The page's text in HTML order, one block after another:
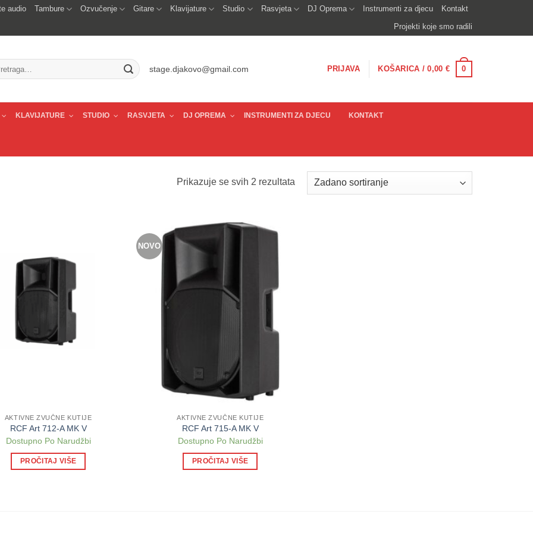
audio Tambure Ozvučenje Gitare Klavijature Studio Rasvjeta DJ Oprema Instrumenti za djecu
Kontakt
Projekti koje smo radili
stage.djakovo@gmail.com PRIJAVA KOŠARICA /0,00 € 0
KLAVIJATURE STUDIO RASVJETA DJ OPREMA INSTRUMENTI ZA DJECU KONTAKT
Prikazuje se svih 2 rezultata
AKTIVNE ZVUČNE KUTIJE
RCF Art 712-A MK V
Dostupno Po Narudžbi
PROČITAJ VIŠE
NOVO
AKTIVNE ZVUČNE KUTIJE
RCF Art 715-A MK V
Dostupno Po Narudžbi
PROČITAJ VIŠE